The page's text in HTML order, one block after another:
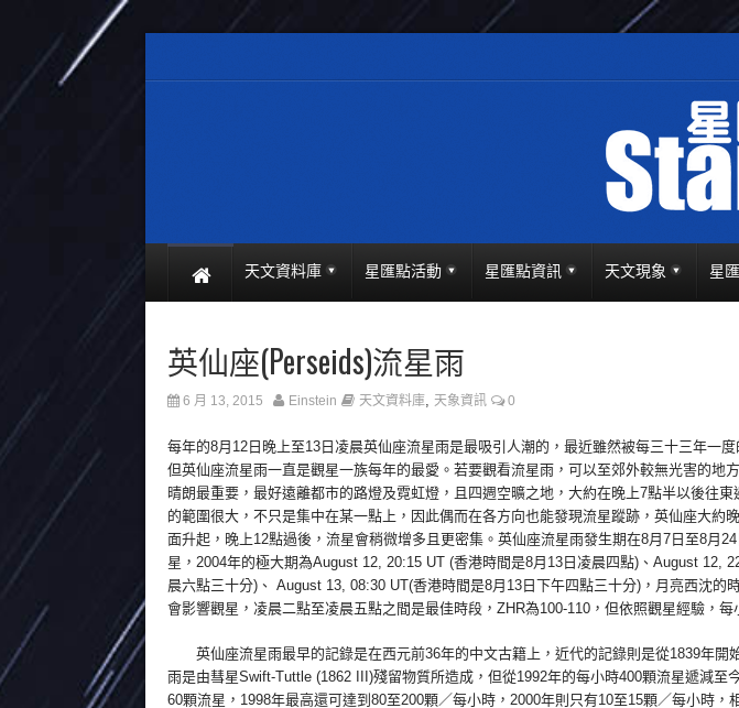
天文資料庫 星匯點活動 星匯點資訊 天文現象 星
英仙座(Perseids)流星雨
6 月 13, 2015 Einstein 天文資料庫, 天象資訊 0
每年的8月12日晚上至13日凌晨英仙座流星雨是最吸引人潮的，最近雖然被每三十三年一
但英仙座流星雨一直是觀星一族每年的最愛。若要觀看流星雨，可以至郊外較無光害的地
晴朗最重要，最好遠離都市的路燈及霓虹燈，且四週空曠之地，大約在晚上7點半以後往
的範圍很大，不只是集中在某一點上，因此偶而在各方向也能發現流星蹤跡，英仙座大約
面升起，晚上12點過後，流星會稍微增多且更密集。英仙座流星雨發生期在8月7日至8月
星，2004年的極大期為August 12, 20:15 UT (香港時間是8月13日凌晨四點)、August 12,
晨六點三十分)、 August 13, 08:30 UT(香港時間是8月13日下午四點三十分)，月亮西沈的
會影響觀星，凌晨二點至凌晨五點之間是最佳時段，ZHR為100-110，但依照觀星經驗，每
英仙座流星雨最早的記錄是在西元前36年的中文古籍上，近代的記錄則是從1839年開
雨是由彗星Swift-Tuttle (1862 III)殘留物質所造成，但從1992年的每小時400顆流星遞減至
60顆流星，1998年最高還可達到80至200顆／每小時，2000年則只有10至15顆／每小時，